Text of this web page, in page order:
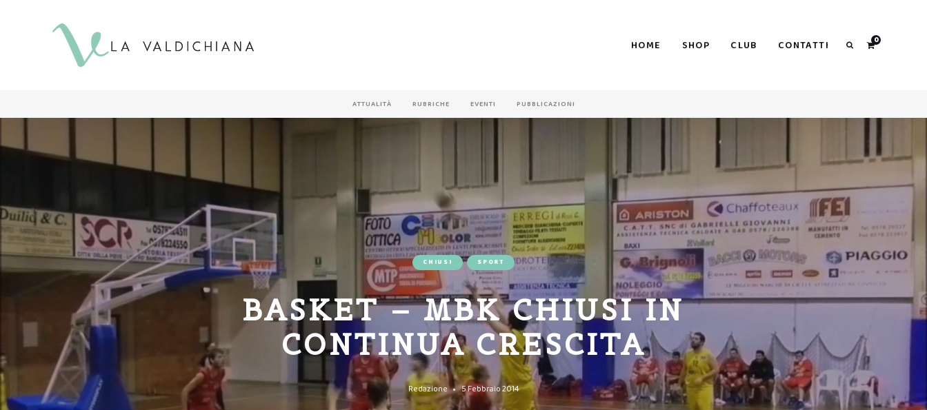
HOME SHOP CLUB CONTATTI 0
ATTUALITÀ RUBRICHE EVENTI PUBBLICAZIONI
CHIUSI SPORT
BASKET – MBK CHIUSI IN
CONTINUA CRESCITA
Redazione 5 Febbraio 2014